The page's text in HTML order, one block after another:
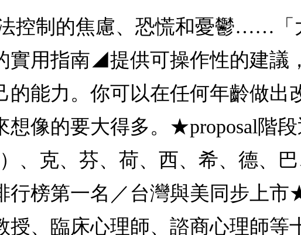
控制的焦慮、恐慌和憂鬱……
實用指南◢提供可操作性的建議
的能力。你可以在任何年齡做
想像的要大得多。★proposal階
）、克、芬、荷、西、希、德
行榜第一名／台灣與美同步上
授、臨床心理師、諮商心理師